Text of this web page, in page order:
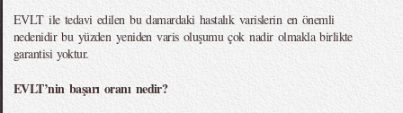
EVLT ile tedavi edilen bu damardaki hastalık varislerin en önemli
nedenidir bu yüzden yeniden varis oluşumu çok nadir olmakla birlikte
garantisi yoktur.
EVLT’nin başarı oranı nedir?